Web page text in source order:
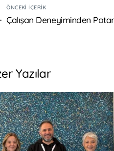
ÖNCEKI İÇERIK
Çalışan Deneyiminden
Yazılar